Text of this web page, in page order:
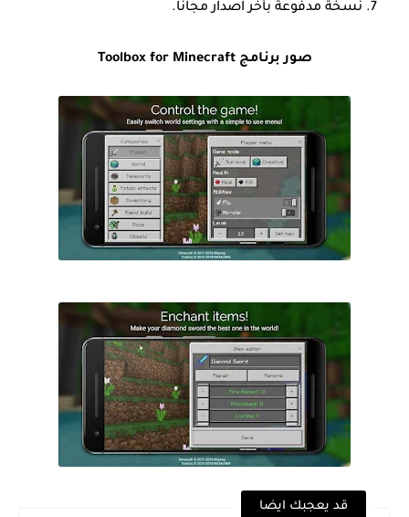
نسخة مدفوعة بأخر اصدار مجانا.
صور برنامج Toolbox for Minecraft
قد يعجبك ايضا